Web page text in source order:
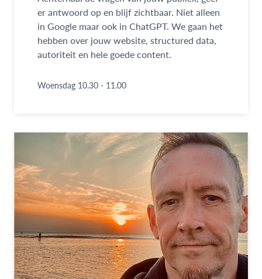
er antwoord op en blijf zichtbaar. Niet alleen
in Google maar ook in ChatGPT. We gaan het
hebben over jouw website, structured data,
autoriteit en hele goede content.
Woensdag 10.30 - 11.00